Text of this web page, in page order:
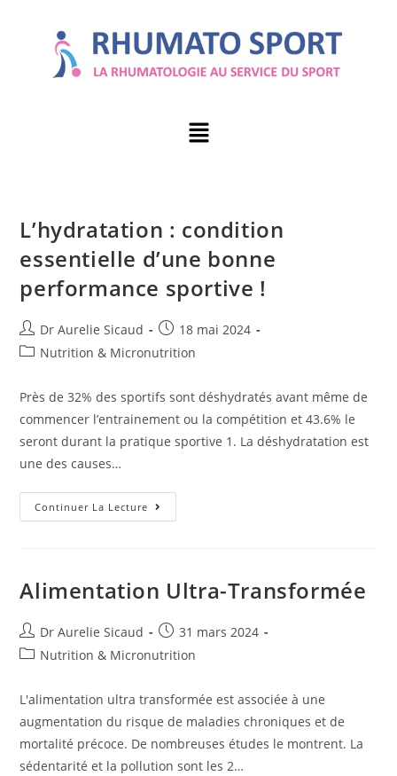
L’hydratation : condition
essentielle d’une bonne
performance sportive !
Dr Aurelie Sicaud
18 mai 2024
Nutrition & Micronutrition
Près de 32% des sportifs sont déshydratés avant même de
commencer l’entrainement ou la compétition et 43.6% le
seront durant la pratique sportive 1. La déshydratation est
une des causes…
Continuer La Lecture
Alimentation Ultra-Transformée
Dr Aurelie Sicaud
31 mars 2024
Nutrition & Micronutrition
L'alimentation ultra transformée est associée à une
augmentation du risque de maladies chroniques et de
mortalité précoce. De nombreuses études le montrent. La
sédentarité et la pollution sont les 2…